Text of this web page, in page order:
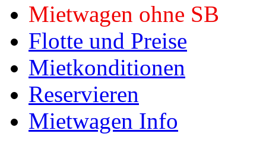
Mietwagen ohne SB
Flotte und Preise
Mietkonditionen
Reservieren
Mietwagen Info